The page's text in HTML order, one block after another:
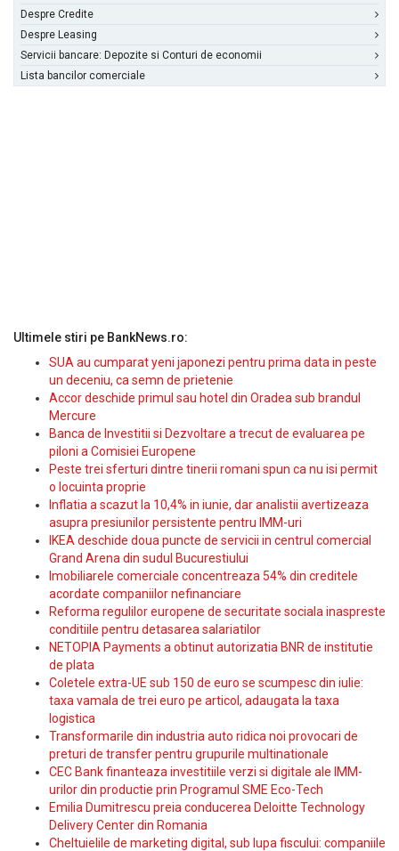
Despre Credite
Despre Leasing
Servicii bancare: Depozite si Conturi de economii
Lista bancilor comerciale
Ultimele stiri pe BankNews.ro:
SUA au cumparat yeni japonezi pentru prima data in peste
un deceniu, ca semn de prietenie
Accor deschide primul sau hotel din Oradea sub brandul
Mercure
Banca de Investitii si Dezvoltare a trecut de evaluarea pe
piloni a Comisiei Europene
Peste trei sferturi dintre tinerii romani spun ca nu isi permit
o locuinta proprie
Inflatia a scazut la 10,4% in iunie, dar analistii avertizeaza
asupra presiunilor persistente pentru IMM-uri
IKEA deschide doua puncte de servicii in centrul comercial
Grand Arena din sudul Bucurestiului
Imobiliarele comerciale concentreaza 54% din creditele
acordate companiilor nefinanciare
Reforma regulilor europene de securitate sociala inaspreste
conditiile pentru detasarea salariatilor
NETOPIA Payments a obtinut autorizatia BNR de institutie
de plata
Coletele extra-UE sub 150 de euro se scumpesc din iulie:
taxa vamala de trei euro pe articol, adaugata la taxa
logistica
Transformarile din industria auto ridica noi provocari de
preturi de transfer pentru grupurile multinationale
CEC Bank finanteaza investitiile verzi si digitale ale IMM-
urilor din productie prin Programul SME Eco-Tech
Emilia Dumitrescu preia conducerea Deloitte Technology
Delivery Center din Romania
Cheltuielile de marketing digital, sub lupa fiscului: companiile